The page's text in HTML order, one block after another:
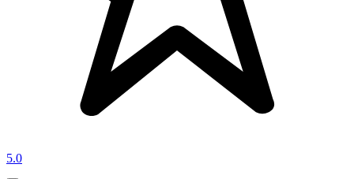
5.0